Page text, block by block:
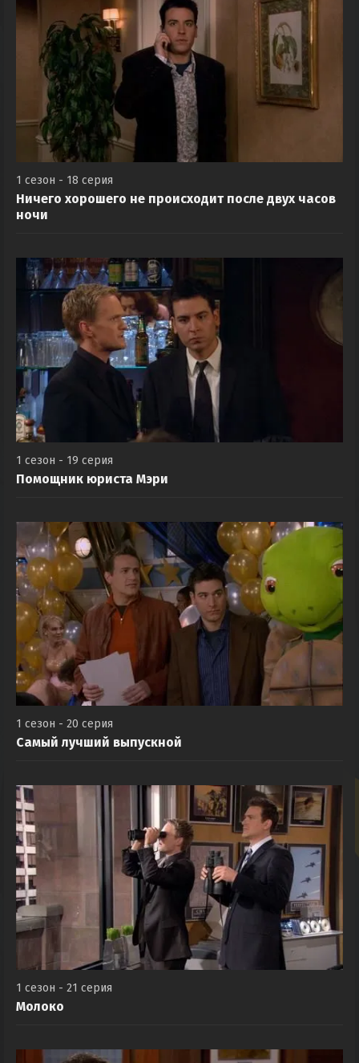
1 сезон - 18 серия
Ничего хорошего не происходит после двух часов
ночи
1 сезон - 19 серия
Помощник юриста Мэри
1 сезон - 20 серия
Самый лучший выпускной
1 сезон - 21 серия
Молоко